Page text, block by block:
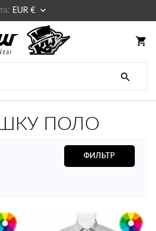
EUR € 
shopping_cart

ПОЛО
ФИЛЬТР